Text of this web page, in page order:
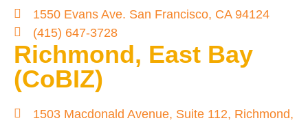
1550 Evans Ave. San Francisco, CA 94124
(415) 647-3728
Richmond, East Bay
(CoBIZ)
1503 Macdonald Avenue, Suite 112, Richmond,